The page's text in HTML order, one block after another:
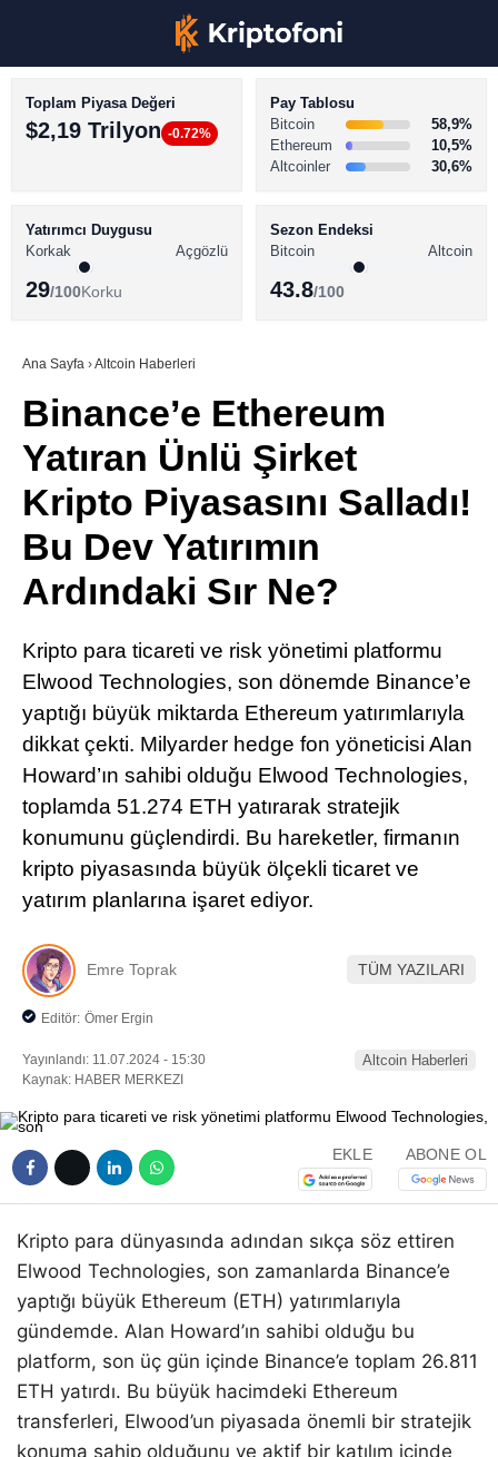
Youtube
TikTok
LinkedIn
Telegram
BİTCOİN HABERLERİ
ALTCOİN HABERLERİ
SÖZLÜK
Toplam Piyasa Değeri
$2,19 Trilyon -0.72%
Pay Tablosu
Bitcoin
58,9%
Ethereum
10,5%
Altcoinler
30,6%
Yatırımcı Duygusu
Korkak
Açgözlü
29/100Korku
Sezon Endeksi
Bitcoin
Altcoin
43.8/100
Ana Sayfa ›Altcoin Haberleri
Binance’e Ethereum
Yatıran Ünlü Şirket
Kripto Piyasasını Salladı!
Bu Dev Yatırımın
Ardındaki Sır Ne?
Kripto para ticareti ve risk yönetimi platformu
Elwood Technologies, son dönemde Binance’e
yaptığı büyük miktarda Ethereum yatırımlarıyla
dikkat çekti. Milyarder hedge fon yöneticisi Alan
Howard’ın sahibi olduğu Elwood Technologies,
toplamda 51.274 ETH yatırarak stratejik
konumunu güçlendirdi. Bu hareketler, firmanın
kripto piyasasında büyük ölçekli ticaret ve
yatırım planlarına işaret ediyor.
Emre Toprak TÜM YAZILARI
Editör: Ömer Ergin
Yayınlandı: 11.07.2024 - 15:30
Kaynak: HABER MERKEZI
Altcoin Haberleri
EKLE ABONE OL
Kripto para dünyasında adından sıkça söz ettiren
Elwood Technologies, son zamanlarda Binance’e
yaptığı büyük Ethereum (ETH) yatırımlarıyla
gündemde. Alan Howard’ın sahibi olduğu bu
platform, son üç gün içinde Binance’e toplam 26.811
ETH yatırdı. Bu büyük hacimdeki Ethereum
transferleri, Elwood’un piyasada önemli bir stratejik
konuma sahip olduğunu ve aktif bir katılım içinde